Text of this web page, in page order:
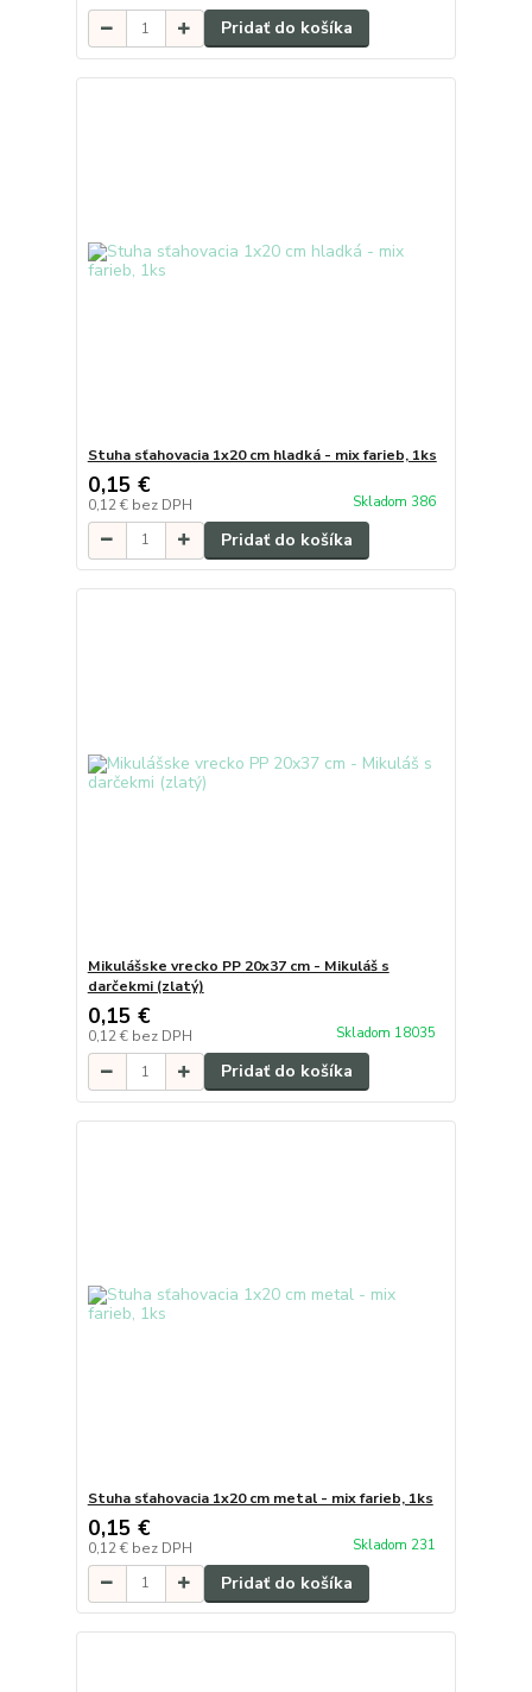
Pridať do košíka
Stuha sťahovacia 1x20 cm hladká - mix farieb, 1ks
0,15 €
0,12 € bez DPH Skladom 386
Pridať do košíka
Mikulášske vrecko PP 20x37 cm - Mikuláš s
darčekmi (zlatý)
0,15 €
0,12 € bez DPH Skladom 18035
Pridať do košíka
Stuha sťahovacia 1x20 cm metal - mix farieb, 1ks
0,15 €
0,12 € bez DPH Skladom 231
Pridať do košíka